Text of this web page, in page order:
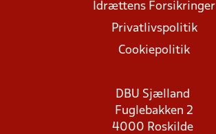
Idrættens Forsikringer
Privatlivspolitik
Cookiepolitik
DBU Sjælland
Fuglebakken 2
4000 Roskilde